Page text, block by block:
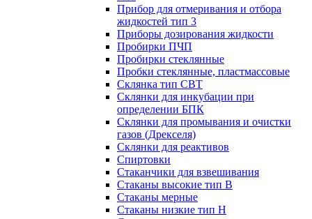
Прибор для отмеривания и отбора
жидкостей тип 3
Приборы дозирования жидкости
Пробирки ПЧП
Пробирки стеклянные
Пробки стеклянные, пластмассовые
Склянка тип СВТ
Склянки для инкубации при
определении БПК
Склянки для промывания и очистки
газов (Дрекселя)
Склянки для реактивов
Спиртовки
Стаканчики для взвешивания
Стаканы высокие тип В
Стаканы мерные
Стаканы низкие тип Н